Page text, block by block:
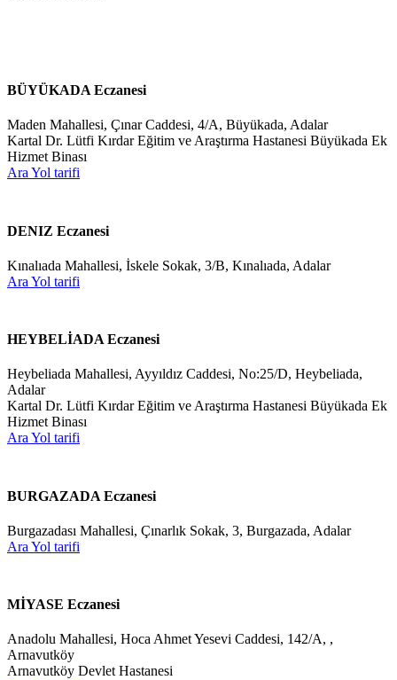
BÜYÜKADA Eczanesi
Maden Mahallesi, Çınar Caddesi, 4/A, Büyükada, Adalar
Kartal Dr. Lütfi Kırdar Eğitim ve Araştırma Hastanesi Büyükada Ek
Hizmet Binası
Ara Yol tarifi
DENIZ Eczanesi
Kınalıada Mahallesi, İskele Sokak, 3/B, Kınalıada, Adalar
Ara Yol tarifi
HEYBELİADA Eczanesi
Heybeliada Mahallesi, Ayyıldız Caddesi, No:25/D, Heybeliada,
Adalar
Kartal Dr. Lütfi Kırdar Eğitim ve Araştırma Hastanesi Büyükada Ek
Hizmet Binası
Ara Yol tarifi
BURGAZADA Eczanesi
Burgazadası Mahallesi, Çınarlık Sokak, 3, Burgazada, Adalar
Ara Yol tarifi
MİYASE Eczanesi
Anadolu Mahallesi, Hoca Ahmet Yesevi Caddesi, 142/A, ,
Arnavutköy
Arnavutköy Devlet Hastanesi